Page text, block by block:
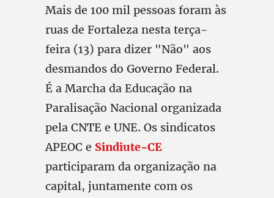
Mais de 100 mil pessoas foram às
ruas de Fortaleza nesta terça-
feira (13) para dizer "Não" aos
desmandos do Governo Federal.
É a Marcha da Educação na
Paralisação Nacional organizada
pela CNTE e UNE. Os sindicatos
APEOC e Sindiute-CE
participaram da organização na
capital, juntamente com os